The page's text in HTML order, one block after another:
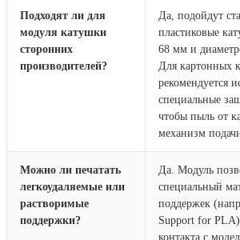
Подходят ли для
модуля катушки
сторонних
производителей?
Да, подойдут
пластиковые
68 мм и
Для картонных
рекомендуется
специальные
чтобы пыль от
механизм
Можно ли печатать
легкоудаляемые или
растворимые
поддержки?
Да. Модуль
специальный
поддержек
Support for PLA)
контакта с